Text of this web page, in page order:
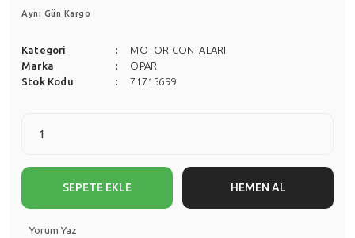
Aynı Gün Kargo
Kategori
MOTOR CONTALARI
Marka
OPAR
Stok Kodu
71715699
SEPETE EKLE HEMEN AL
Yorum Yaz